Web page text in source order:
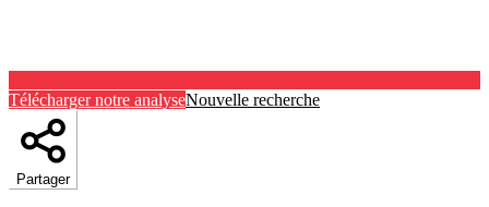
Télécharger notre analyseNouvelle recherche
Partager